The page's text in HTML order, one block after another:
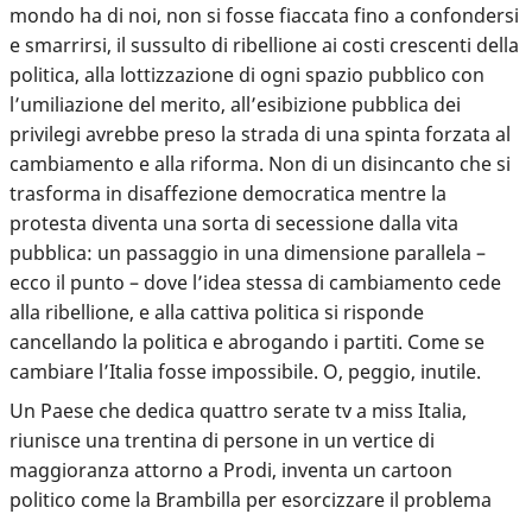
mondo ha di noi, non si fosse fiaccata fino a confondersi
e smarrirsi, il sussulto di ribellione ai costi crescenti della
politica, alla lottizzazione di ogni spazio pubblico con
l’umiliazione del merito, all’esibizione pubblica dei
privilegi avrebbe preso la strada di una spinta forzata al
cambiamento e alla riforma. Non di un disincanto che si
trasforma in disaffezione democratica mentre la
protesta diventa una sorta di secessione dalla vita
pubblica: un passaggio in una dimensione parallela –
ecco il punto – dove l’idea stessa di cambiamento cede
alla ribellione, e alla cattiva politica si risponde
cancellando la politica e abrogando i partiti. Come se
cambiare l’Italia fosse impossibile. O, peggio, inutile.
Un Paese che dedica quattro serate tv a miss Italia,
riunisce una trentina di persone in un vertice di
maggioranza attorno a Prodi, inventa un cartoon
politico come la Brambilla per esorcizzare il problema